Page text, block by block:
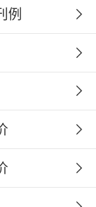
例